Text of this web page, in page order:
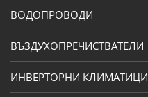
ВОДОПРОВОДИ
ВЪЗДУХОПРЕЧИСТВАТЕЛИ
ИНВЕРТОРНИ КЛИМАТИЦИ